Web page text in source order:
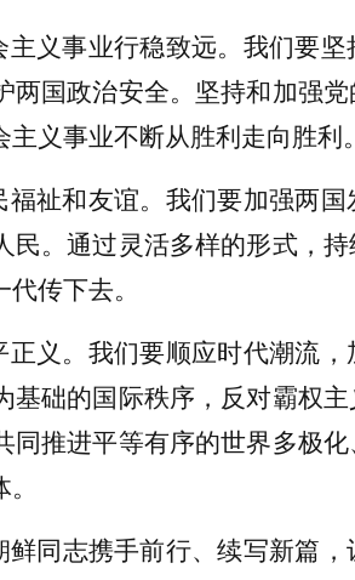
义事业行稳致远。我们要坚
国政治安全。坚持和加强
义事业不断从胜利走向胜利。
祉和友谊。我们要加强两国
。通过灵活多样的形式，
传下去。
义。我们要顺应时代潮流，
础的国际秩序，反对霸权
推进平等有序的世界多极
同志携手前行、续写新篇